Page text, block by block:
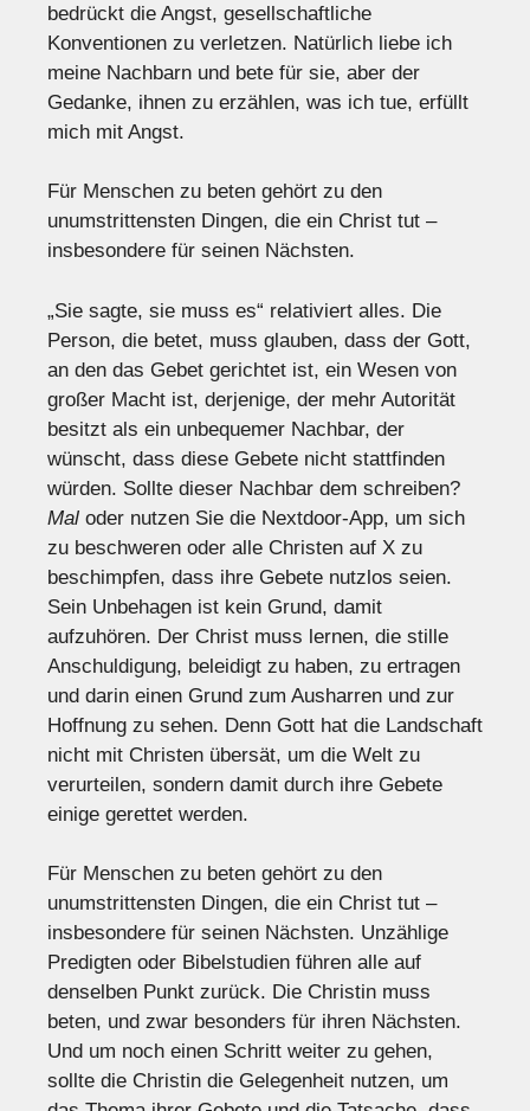
bedrückt die Angst, gesellschaftliche
Konventionen zu verletzen. Natürlich liebe ich
meine Nachbarn und bete für sie, aber der
Gedanke, ihnen zu erzählen, was ich tue, erfüllt
mich mit Angst.
Für Menschen zu beten gehört zu den
unumstrittensten Dingen, die ein Christ tut –
insbesondere für seinen Nächsten.
„Sie sagte, sie muss es“ relativiert alles. Die
Person, die betet, muss glauben, dass der Gott,
an den das Gebet gerichtet ist, ein Wesen von
großer Macht ist, derjenige, der mehr Autorität
besitzt als ein unbequemer Nachbar, der
wünscht, dass diese Gebete nicht stattfinden
würden. Sollte dieser Nachbar dem schreiben?
Mal oder nutzen Sie die Nextdoor-App, um sich
zu beschweren oder alle Christen auf X zu
beschimpfen, dass ihre Gebete nutzlos seien.
Sein Unbehagen ist kein Grund, damit
aufzuhören. Der Christ muss lernen, die stille
Anschuldigung, beleidigt zu haben, zu ertragen
und darin einen Grund zum Ausharren und zur
Hoffnung zu sehen. Denn Gott hat die Landschaft
nicht mit Christen übersät, um die Welt zu
verurteilen, sondern damit durch ihre Gebete
einige gerettet werden.
Für Menschen zu beten gehört zu den
unumstrittensten Dingen, die ein Christ tut –
insbesondere für seinen Nächsten. Unzählige
Predigten oder Bibelstudien führen alle auf
denselben Punkt zurück. Die Christin muss
beten, und zwar besonders für ihren Nächsten.
Und um noch einen Schritt weiter zu gehen,
sollte die Christin die Gelegenheit nutzen, um